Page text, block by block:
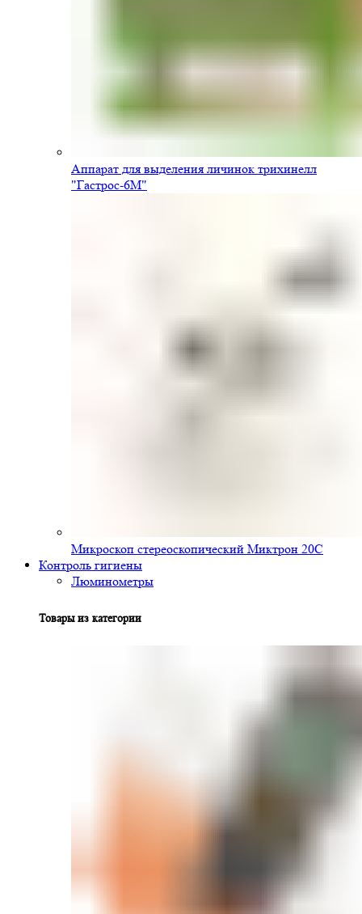
Аппарат для выделения личинок трихинелл
"Гастрос-6М"
Микроскоп стереоскопический Миктрон 20С
Контроль гигиены
Люминометры
Товары из категории